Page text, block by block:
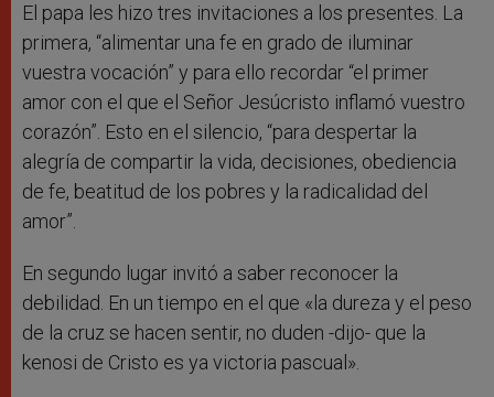
El papa les hizo tres invitaciones a los presentes. La
primera, “alimentar una fe en grado de iluminar
vuestra vocación” y para ello recordar “el primer
amor con el que el Señor Jesúcristo inflamó vuestro
corazón”. Esto en el silencio, “para despertar la
alegría de compartir la vida, decisiones, obediencia
de fe, beatitud de los pobres y la radicalidad del
amor”.
En segundo lugar invitó a saber reconocer la
debilidad. En un tiempo en el que «la dureza y el peso
de la cruz se hacen sentir, no duden -dijo- que la
kenosi de Cristo es ya victoria pascual».